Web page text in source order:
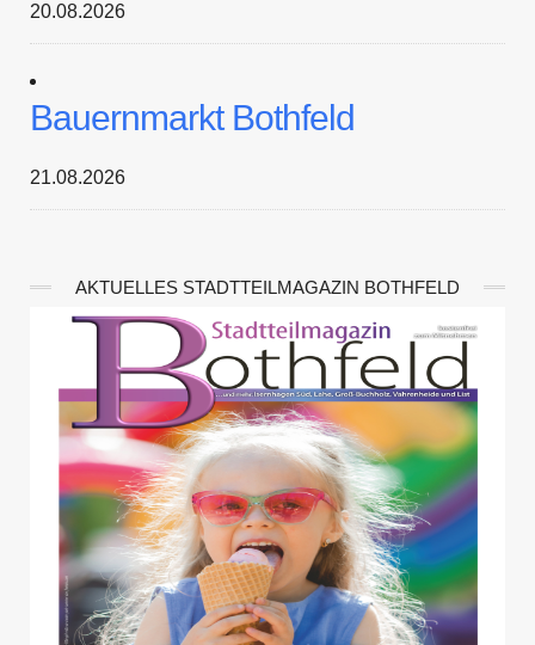
20.08.2026
Bauernmarkt Bothfeld
21.08.2026
AKTUELLES STADTTEILMAGAZIN BOTHFELD